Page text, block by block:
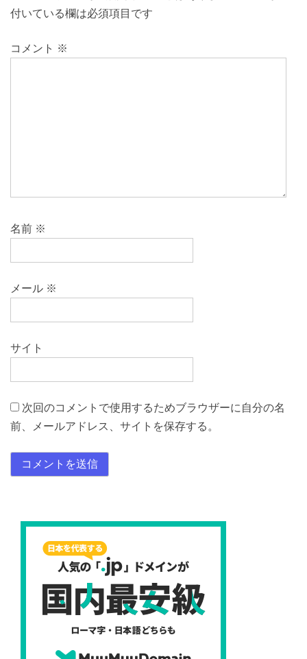
付いている欄は必須項目です
コメント ※
名前 ※
メール ※
サイト
次回のコメントで使用するためブラウザーに自分の名
前、メールアドレス、サイトを保存する。